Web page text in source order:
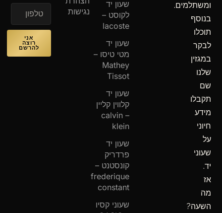
ומשתלמים.
בנוסף
תוכלו
לבקר
במגזין
שלנו
שם
תקבלו
מידע
חיוני
על
שעוני
יד.
אז
מה
השעה?
נגישות
שעון יד
לקוסט –
lacoste
שעון יד
מטי טיסו –
Mathey
Tissot
שעון יד
קלווין קליין
– calvin
klein
שעון יד
פרדריק
קונסטנט –
frederique
constant
שעוני קסיו
אני
רוצה
להרשם